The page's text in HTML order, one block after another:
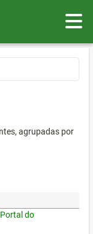
agrupadas por
do